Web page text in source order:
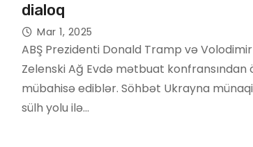
dialoq
Mar 1, 2025
ABŞ Prezidenti Donald Tramp və Volodimir
Zelenski Ağ Evdə mətbuat konfransından
mübahisə ediblər. Söhbət Ukrayna
sülh yolu ilə…